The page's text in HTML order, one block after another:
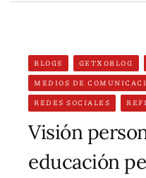
BLOGS GETXOBLOG
MEDIOS DE
REDES SOCIALES
Visión
educación